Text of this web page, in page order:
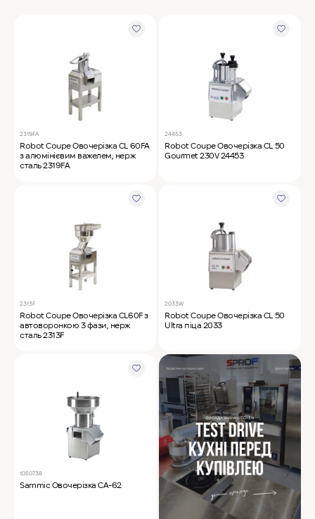
IRINOX Холодильна шафа N*ICE
Robot Coupe Овочерізка CL 50 24440
Rational Пароконвекційна піч газова iCombi
Pro 6-1/1
2319FA
Robot Coupe Овочерізка CL 60FA
з алюмінієвим важелем, нерж
сталь 2319FA
24453
Robot Coupe Овочерізка CL 50
Gourmet 230V 24453
2313F
Robot Coupe Овочерізка CL60F з
автоворонкою 3 фази, нерж
сталь 2313F
2033W
Robot Coupe Овочерізка CL 50
Ultra піца 2033
1050738
Sammic Овочерізка CA-62